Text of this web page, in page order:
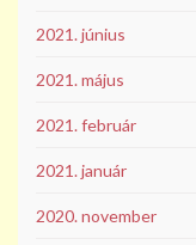
2021. június
2021. május
2021. február
2021. január
2020. november